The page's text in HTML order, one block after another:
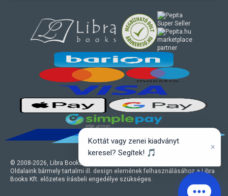
© 2008-2026, Libra Books Kft. Minden jog fenntartva.
Oldalaink bármely tartalmi ill. design elemének felhasználásához a Libra
Books Kft. előzetes írásbeli engedélye szükséges.
marketplace
partner
Kottát vagy zenei kiadványt
keresel? Segítek! 🎵
×